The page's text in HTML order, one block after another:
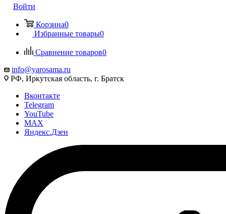
Войти
Корзина0
Избранные товары0
Сравнение товаров0
info@yarosama.ru
РФ, Иркутская область, г. Братск
Вконтакте
Telegram
YouTube
MAX
Яндекс.Дзен